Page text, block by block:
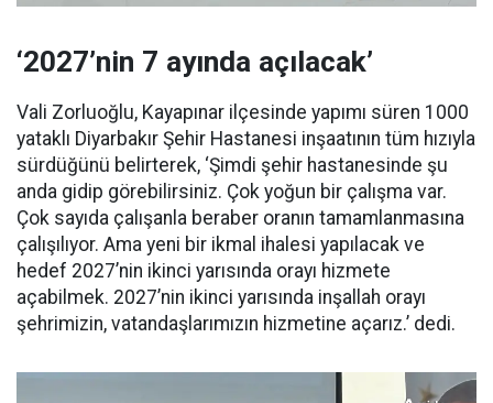
‘2027’nin 7 ayında açılacak’
Vali Zorluoğlu, Kayapınar ilçesinde yapımı süren 1000
yataklı Diyarbakır Şehir Hastanesi inşaatının tüm hızıyla
sürdüğünü belirterek, ‘Şimdi şehir hastanesinde şu
anda gidip görebilirsiniz. Çok yoğun bir çalışma var.
Çok sayıda çalışanla beraber oranın tamamlanmasına
çalışılıyor. Ama yeni bir ikmal ihalesi yapılacak ve
hedef 2027’nin ikinci yarısında orayı hizmete
açabilmek. 2027’nin ikinci yarısında inşallah orayı
şehrimizin, vatandaşlarımızın hizmetine açarız.’ dedi.